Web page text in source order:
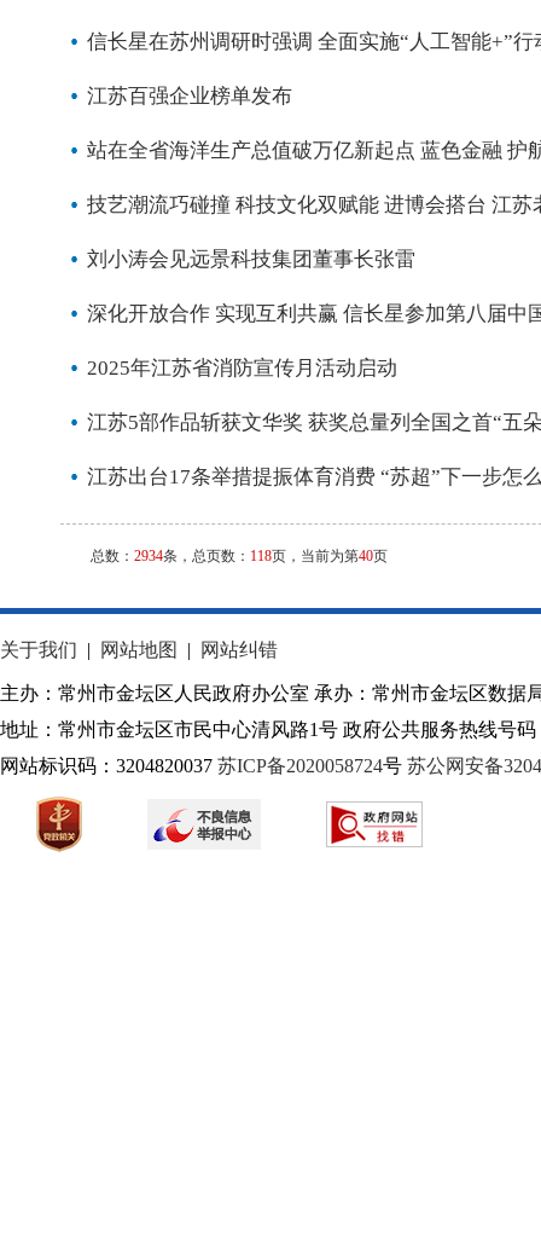
信长星在苏州调研时强调 全面实施“人工智能+”
江苏百强企业榜单发布
站在全省海洋生产总值破万亿新起点 蓝色金融 护
技艺潮流巧碰撞 科技文化双赋能 进博会搭台 江苏
刘小涛会见远景科技集团董事长张雷
深化开放合作 实现互利共赢 信长星参加第八届中
2025年江苏省消防宣传月活动启动
江苏5部作品斩获文华奖 获奖总量列全国之首“五
江苏出台17条举措提振体育消费 “苏超”下一步怎
总数： 2934条，总页数： 118页，当前为第40页
关于我们 | 网站地图 | 网站纠错
主办：常州市金坛区人民政府办公室 承办：常州市金坛区数据
地址：常州市金坛区市民中心清风路1号 政府公共服务热线号码
网站标识码：3204820037 苏ICP备2020058724号 苏公网安备